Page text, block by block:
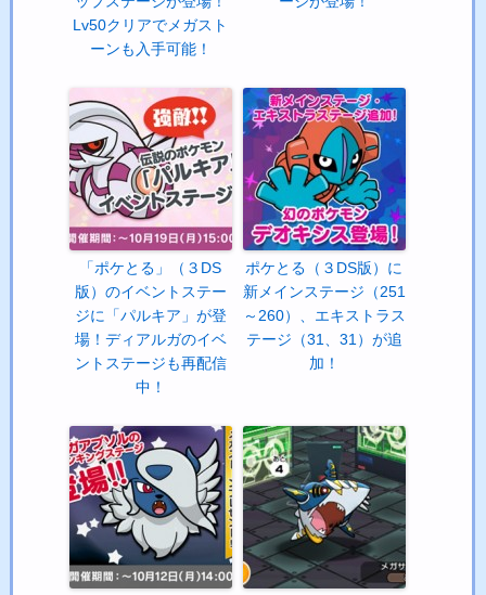
Lv50クリアでメガスト
ーンも入手可能！
「ポケとる」（３DS
版）のイベントステー
ジに「パルキア」が登
場！ディアルガのイベ
ントステージも再配信
中！
ポケとる（３DS版）に
新メインステージ（251
～260）、エキストラス
テージ（31、31）が追
加！